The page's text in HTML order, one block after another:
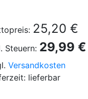
25,20 €
Steuern: 29,99 €
Versandkosten
lieferbar